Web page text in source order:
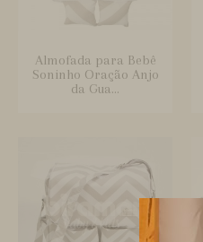
Almofada para Bebê
Soninho Oração Anjo
da Gua...